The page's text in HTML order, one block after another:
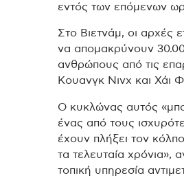
εντός των επόμενων
Στο Βιετνάμ, οι αρχές
να απομακρύνουν
ανθρώπους από τις
Κουανγκ Νινχ και Χάι
Ο κυκλώνας αυτός
ένας από τους
έχουν πλήξει τον
τα τελευταία χρόνια»,
τοπική υπηρεσία